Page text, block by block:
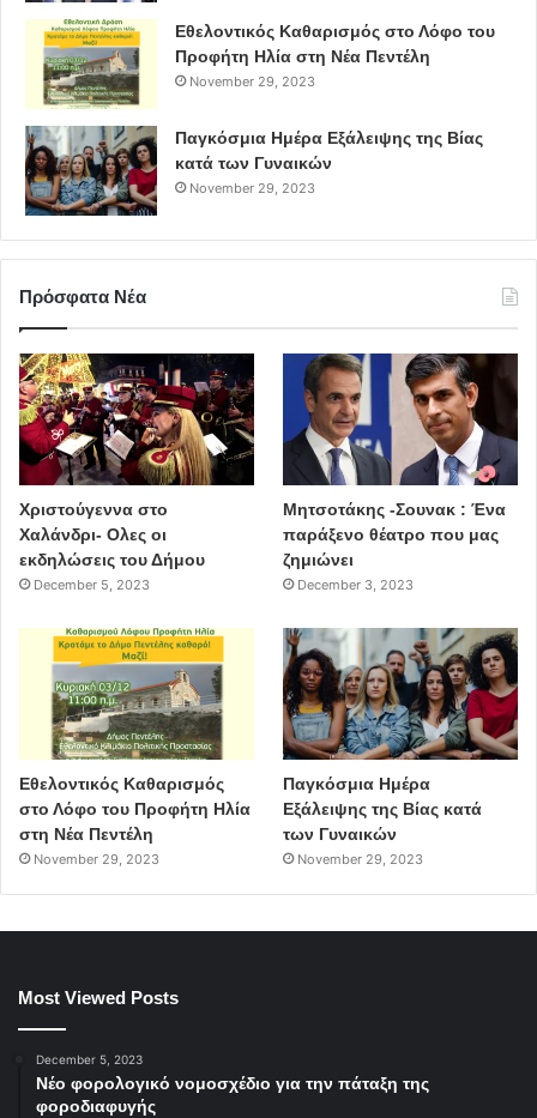
Εθελοντικός Καθαρισμός στο Λόφο του
Προφήτη Ηλία στη Νέα Πεντέλη
November 29, 2023
Παγκόσμια Ημέρα Εξάλειψης της Βίας
κατά των Γυναικών
November 29, 2023
Πρόσφατα Νέα
Χριστούγεννα στο
Χαλάνδρι- Ολες οι
εκδηλώσεις του Δήμου
December 5, 2023
Μητσοτάκης -Σουνακ : Ένα
παράξενο θέατρο που μας
ζημιώνει
December 3, 2023
Εθελοντικός Καθαρισμός
στο Λόφο του Προφήτη Ηλία
στη Νέα Πεντέλη
November 29, 2023
Παγκόσμια Ημέρα
Εξάλειψης της Βίας κατά
των Γυναικών
November 29, 2023
Most Viewed Posts
December 5, 2023
Νέο φορολογικό νομοσχέδιο για την πάταξη της
φοροδιαφυγής